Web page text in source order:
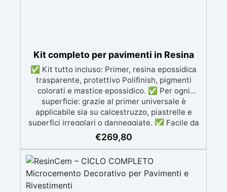
574/2014 - Marcatura CE secondo EN 1504-2 e
relativa Dichiarazione di Prestazione (DoP) ✅
Facile da Usare, miscela i 2 componenti (2 : 1)
comodamente predosati
Kit completo per pavimenti in Resina
✅ Kit tutto incluso: Primer, resina epossidica
trasparente, protettivo Polifinish, pigmenti
colorati e mastice epossidico. ✅ Per ogni
superficie: grazie al primer universale è
applicabile sia su calcestruzzo, piastrelle e
superfici irregolari o danneggiate. ✅ Facile da
applicare: Video Guida completa inclusa, 3
semplici passaggi, dalla preparazione della
superficie alla finitura protettiva antigraffio. ✅
Risultati professionali: Sistema autolivellante,
resistente ai raggi UV, duraturo e con finitura
lucida o satinata. ✅ Personalizzabile:
€269,80